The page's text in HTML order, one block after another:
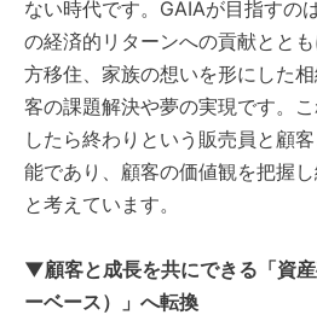
ない時代です。GAIAが目指すの
の経済的リターンへの貢献とと
方移住、家族の想いを形にした
客の課題解決や夢の実現です。
したら終わりという販売員と顧
能であり、顧客の価値観を把握
と考えています。
▼顧客と成長を共にできる「資
ーベース）」へ転換